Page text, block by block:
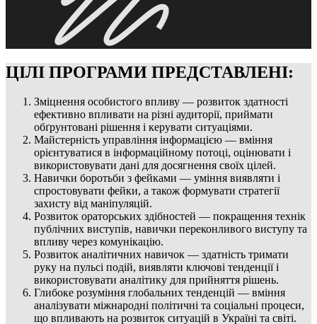
ЦІЛІ ПРОГРАМИ ПРЕДСТАВЛЕНІ:
Зміцнення особистого впливу — розвиток здатності
ефективно впливати на різні аудиторії, приймати
обґрунтовані рішення і керувати ситуаціями.
Майстерність управління інформацією — вміння
орієнтуватися в інформаційному потоці, оцінювати і
використовувати дані для досягнення своїх цілей.
Навички боротьби з фейками — уміння виявляти і
спростовувати фейки, а також формувати стратегії
захисту від маніпуляцій.
Розвиток ораторських здібностей — покращення технік
публічних виступів, навички переконливого виступу та
впливу через комунікацію.
Розвиток аналітичних навичок — здатність тримати
руку на пульсі подій, виявляти ключові тенденції і
використовувати аналітику для прийняття рішень.
Глибоке розуміння глобальних тенденцій — вміння
аналізувати міжнародні політичні та соціальні процеси,
що впливають на розвиток ситуацій в Україні та світі.